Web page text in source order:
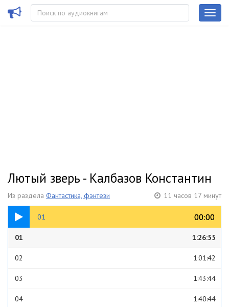
Лютый зверь - Калбазов Константин
Из раздела Фантастика, фэнтези 11 часов 17 минут
01 00:00
00:00
1:26:55
01 1:26:55
02 1:01:42
03 1:43:44
04 1:40:44